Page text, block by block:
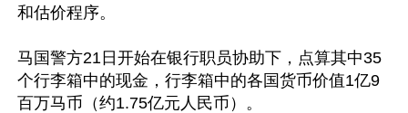
和估价程序。
马国警方21日开始在银行职员协助下，点算其中35
个行李箱中的现金，行李箱中的各国货币价值1亿9
百万马币（约1.75亿元人民币）。